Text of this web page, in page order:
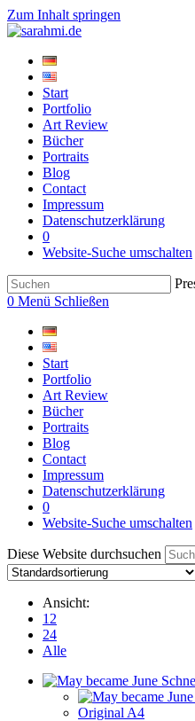
Zum Inhalt springen
Start
Portfolio
Art Review
Bücher
Portraits
Blog
Contact
Impressum
Datenschutzerklärung
0
Website-Suche umschalten
0 Menü Schließen
Start
Portfolio
Art Review
Bücher
Portraits
Blog
Contact
Impressum
Datenschutzerklärung
0
Website-Suche umschalten
Diese Website durchsuchen
Ansicht:
12
24
Alle
Original A4